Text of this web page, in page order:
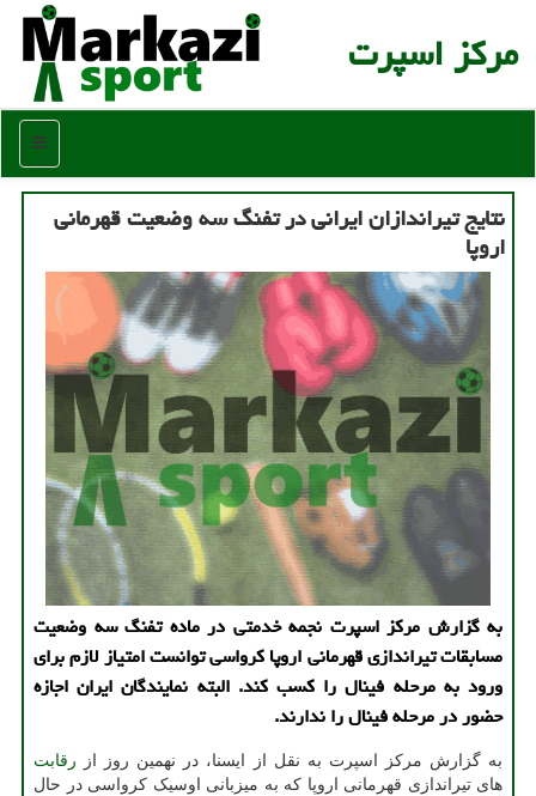
مركز اسپرت
منو
نتایج تیراندازان ایرانی در تفنگ سه وضعیت قهرمانی
اروپا
به گزارش مرکز اسپرت نجمه خدمتی در ماده تفنگ سه وضعیت
مسابقات تیراندازی قهرمانی اروپا کرواسی توانست امتیاز لازم برای
ورود به مرحله فینال را کسب کند. البته نمایندگان ایران اجازه
حضور در مرحله فینال را ندارند.
به گزارش مرکز اسپرت به نقل از ایسنا، در نهمین روز از رقابت
های تیراندازی قهرمانی اروپا که به میزبانی اوسیک کرواسی در حال